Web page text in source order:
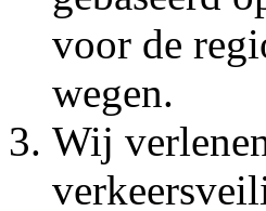
voor de
wegen.
Wij